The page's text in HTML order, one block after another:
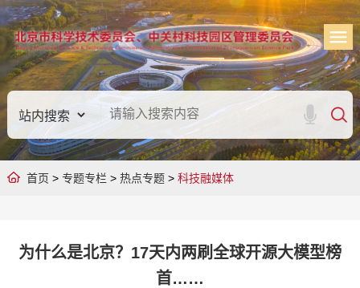
首页 > 专题专栏 > 热点专题> 科技融媒体
为什么是北京？17天内两刷全球开源大模型榜
首……